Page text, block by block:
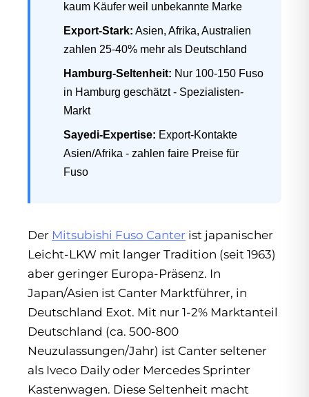
kaum Käufer weil unbekannte Marke
Export-Stark: Asien, Afrika, Australien
zahlen 25-40% mehr als Deutschland
Hamburg-Seltenheit: Nur 100-150 Fuso
in Hamburg geschätzt - Spezialisten-
Markt
Sayedi-Expertise: Export-Kontakte
Asien/Afrika - zahlen faire Preise für
Fuso
Der Mitsubishi Fuso Canter ist japanischer
Leicht-LKW mit langer Tradition (seit 1963)
aber geringer Europa-Präsenz. In
Japan/Asien ist Canter Marktführer, in
Deutschland Exot. Mit nur 1-2% Marktanteil
Deutschland (ca. 500-800
Neuzulassungen/Jahr) ist Canter seltener
als Iveco Daily oder Mercedes Sprinter
Kastenwagen. Diese Seltenheit macht